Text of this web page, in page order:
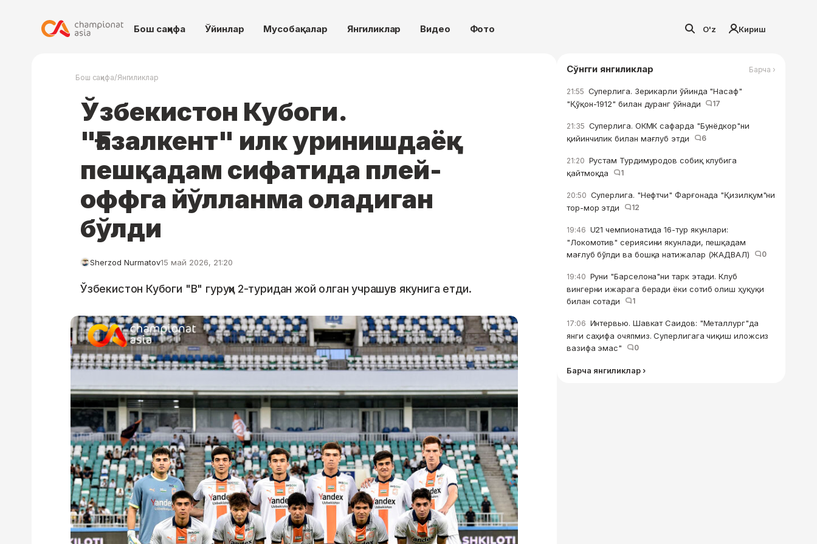
Бош саҳифа Ўйинлар Мусобақалар Янгиликлар Видео Фото O'z Кириш
Бош саҳифа/Янгиликлар
Ўзбекистон Кубоги.
"Ғазалкент" илк уринишдаёқ
пешқадам сифатида плей-
оффга йўлланма оладиган
бўлди
Sherzod Nurmatov15 май 2026, 21:20
Ўзбекистон Кубоги "B" гуруҳи 2-туридан жой олган учрашув якунига етди.
Сўнгги янгиликлар Барча ›
21:55 Суперлига. Зерикарли ўйинда "Насаф"
"Қўқон-1912" билан дуранг ўйнади
17
21:35 Суперлига. ОКМК сафарда "Бунёдкор"ни
қийинчилик билан мағлуб этди
6
21:20 Рустам Турдимуродов собиқ клубига
қайтмоқда
1
20:50 Суперлига. "Нефтчи" Фарғонада "Қизилқум"ни
тор-мор этди
12
19:46 U21 чемпионатида 16-тур якунлари:
"Локомотив" сериясини якунлади, пешқадам
мағлуб бўлди ва бошқа натижалар (ЖАДВАЛ)
0
19:40 Руни "Барселона"ни тарк этади. Клуб
вингерни ижарага беради ёки сотиб олиш ҳуқуқи
билан сотади
1
17:06 Интервью. Шавкат Саидов: "Металлург"да
янги саҳифа очяпмиз. Суперлигага чиқиш иложсиз
вазифа эмас"
0
Барча янгиликлар ›